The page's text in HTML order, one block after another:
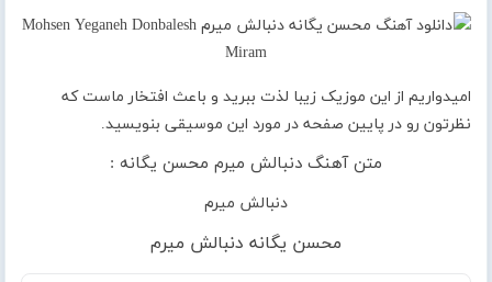
امیدواریم از این موزیک زیبا لذت ببرید و باعث افتخار ماست که
نظرتون رو در پایین صفحه در مورد این موسیقی بنویسید.
متن آهنگ دنبالش میرم محسن یگانه :
دنبالش میرم
محسن یگانه دنبالش میرم